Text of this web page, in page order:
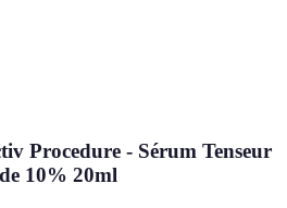
Procedure - Sérum Tenseur
10% 20ml